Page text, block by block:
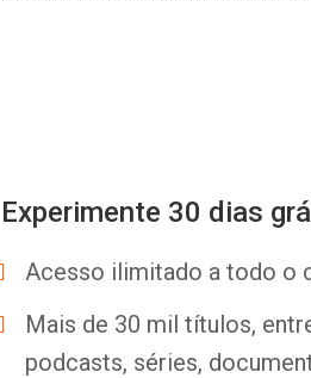
Experimente 30 dias
Acesso ilimitado a todo o
Mais de 30 mil títulos,
podcasts, séries,